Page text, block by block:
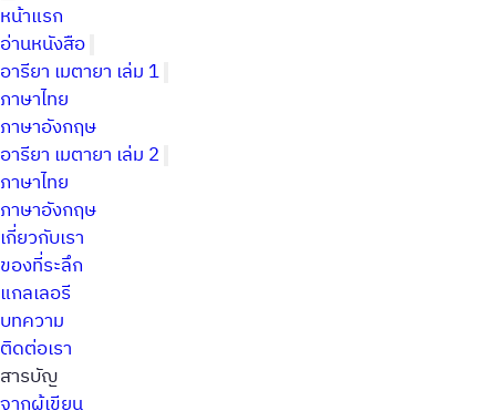
หน้าแรก
อ่านหนังสือ
อารียา เมตายา เล่ม 1
ภาษาไทย
ภาษาอังกฤษ
อารียา เมตายา เล่ม 2
ภาษาไทย
ภาษาอังกฤษ
เกี่ยวกับเรา
ของที่ระลึก
แกลเลอรี
บทความ
ติดต่อเรา
สารบัญ
จากผู้เขียน